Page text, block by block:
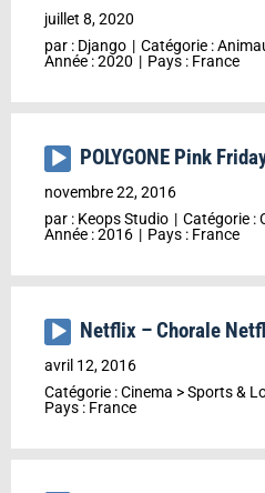
audio
juillet 8, 2020
par : Django Catégorie :
Année :2020 Pays : France
Lecteur
audio
POLYGONE Pink
novembre 22, 2016
par : Keops Studio Catégorie :
Année :2016 Pays : France
Lecteur
audio
Netflix – Chorale
avril 12, 2016
Catégorie :Cinema >Sports &
Pays : France